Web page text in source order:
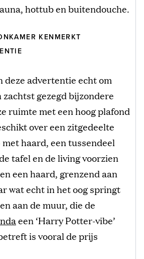
hottub en buitendouche.
KENMERKT
deze advertentie echt om
zachtst gezegd bijzondere
ruimte met een hoog plafond
over een zitgedeelte
haard, een tussendeel
tafel en de living voorzien
een haard, grenzend aan
wat echt in het oog springt
aan de muur, die de
een ‘Harry Potter-vibe’
is vooral de prijs